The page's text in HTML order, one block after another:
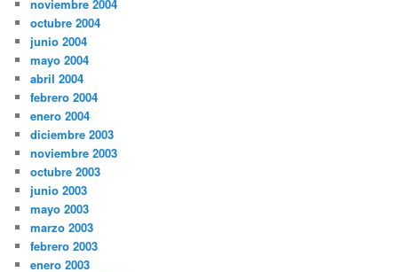
noviembre 2004
octubre 2004
junio 2004
mayo 2004
abril 2004
febrero 2004
enero 2004
diciembre 2003
noviembre 2003
octubre 2003
junio 2003
mayo 2003
marzo 2003
febrero 2003
enero 2003